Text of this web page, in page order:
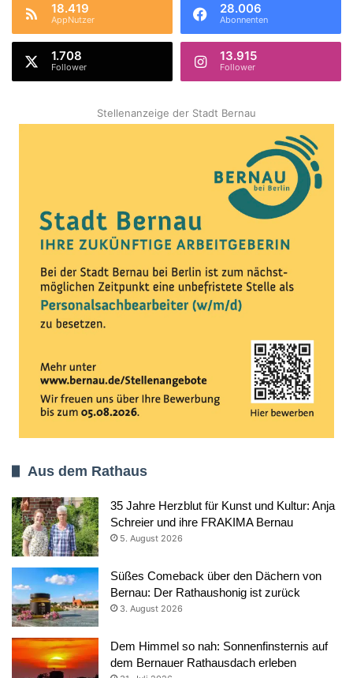
18.419
AppNutzer
28.006
Abonnenten
1.708
Follower
13.915
Follower
Stellenanzeige der Stadt Bernau
Aus dem Rathaus
35 Jahre Herzblut für Kunst und Kultur: Anja
Schreier und ihre FRAKIMA Bernau
5. August 2026
Süßes Comeback über den Dächern von
Bernau: Der Rathaushonig ist zurück
3. August 2026
Dem Himmel so nah: Sonnenfinsternis auf
dem Bernauer Rathausdach erleben